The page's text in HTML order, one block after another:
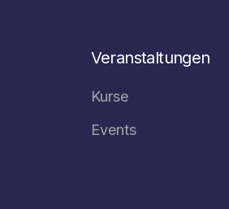
Veranstaltungen
Kurse
Events